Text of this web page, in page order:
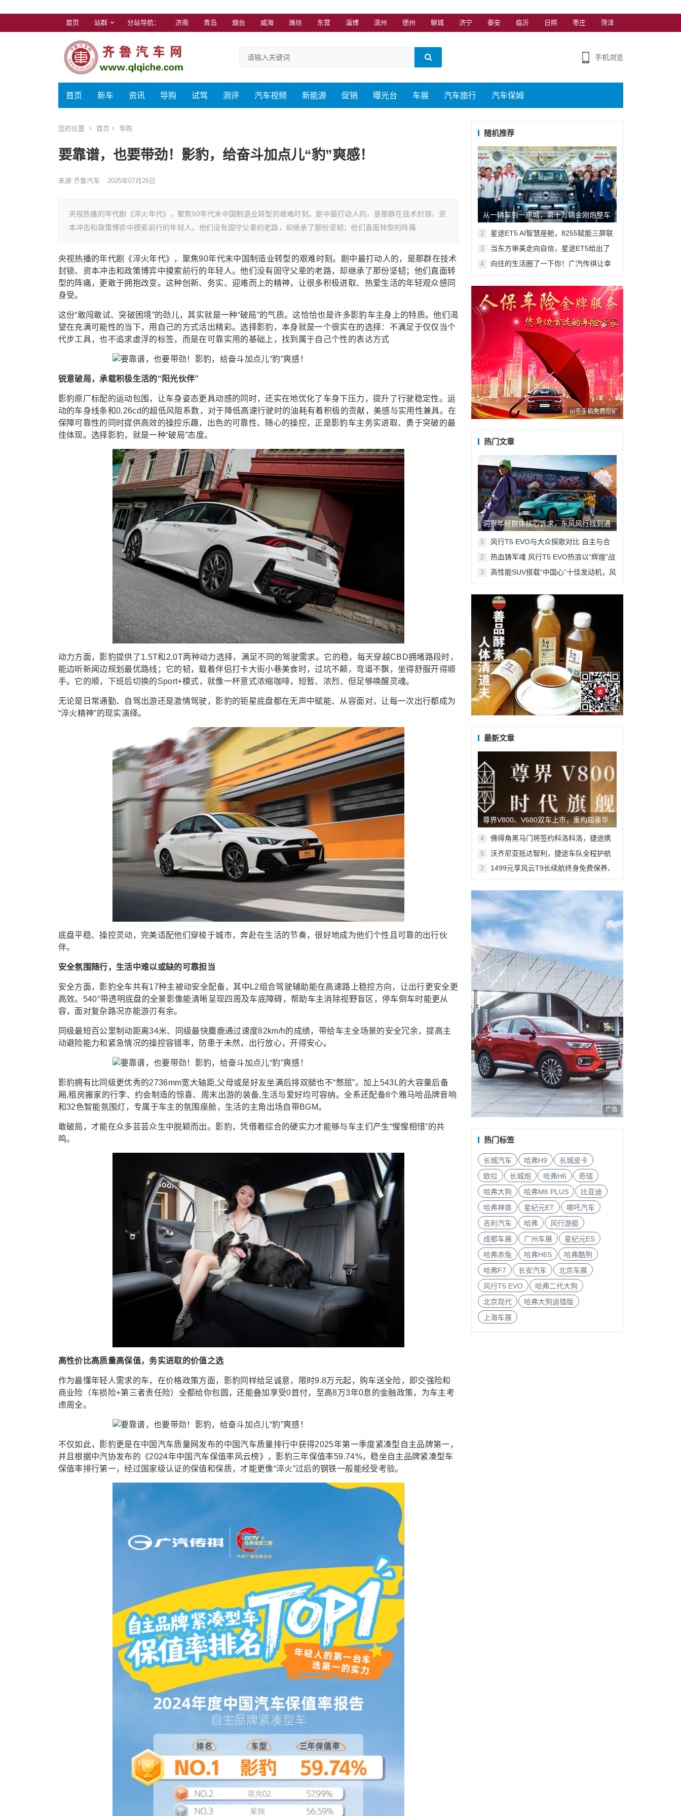
首页 站群 分站导航： 济南 青岛 烟台 威海 潍坊 东营 淄博 滨州 德州 聊城 济宁 泰安 临沂 日照 枣庄 菏泽
手机浏览
首页 新车 资讯 导购 试驾 测评 汽车视频 新能源 促销 曝光台 车展 汽车旅行 汽车保姆
您的位置 首页 导购
要靠谱，也要带劲！影豹，给奋斗加点儿“豹”爽感！
来源:齐鲁汽车 2025年07月26日
央视热播的年代剧《淬火年代》，聚焦90年代末中国制造业转型的艰难时刻。剧中最打动人的，是那群在技术封锁、资
本冲击和政策博弈中摸索前行的年轻人。他们没有固守父辈的老路，却继承了那份坚韧；他们直面转型的阵痛
央视热播的年代剧《淬火年代》，聚焦90年代末中国制造业转型的艰难时刻。剧中最打动人的，是那群在技术
封锁、资本冲击和政策博弈中摸索前行的年轻人。他们没有固守父辈的老路，却继承了那份坚韧；他们直面转
型的阵痛，更敢于拥抱改变。这种创新、务实、迎难而上的精神，让很多积极进取、热爱生活的年轻观众感同
身受。
这份“敢闯敢试、突破困境”的劲儿，其实就是一种“破局”的气质。这恰恰也是许多影豹车主身上的特质。他们渴
望在充满可能性的当下，用自己的方式活出精彩。选择影豹，本身就是一个很实在的选择：不满足于仅仅当个
代步工具，也不追求虚浮的标签，而是在可靠实用的基础上，找到属于自己个性的表达方式
锐意破局，承载积极生活的“阳光伙伴”
影豹原厂标配的运动包围，让车身姿态更具动感的同时，还实在地优化了车身下压力，提升了行驶稳定性。运
动的车身线条和0.26cd的超低风阻系数，对于降低高速行驶时的油耗有着积极的贡献，美感与实用性兼具。在
保障可靠性的同时提供高效的操控乐趣，出色的可靠性、随心的操控，正是影豹车主务实进取、勇于突破的最
佳体现。选择影豹，就是一种“破局”态度。
动力方面，影豹提供了1.5T和2.0T两种动力选择，满足不同的驾驶需求。它的稳，每天穿越CBD拥堵路段时，
能边听新闻边规划最优路线；它的韧，载着伴侣打卡大街小巷美食时，过坑不颠，弯道不飘，坐得舒服开得顺
手。它的顺，下班后切换的Sport+模式，就像一杯意式浓缩咖啡，短暂、浓烈、但足够唤醒灵魂。
无论是日常通勤、自驾出游还是激情驾驶，影豹的钜星底盘都在无声中赋能、从容面对，让每一次出行都成为
“淬火精神”的现实演绎。
底盘平稳、操控灵动，完美适配他们穿梭于城市，奔赴在生活的节奏，很好地成为他们个性且可靠的出行伙
伴。
安全氛围随行，生活中难以或缺的可靠担当
安全方面，影豹全车共有17种主被动安全配备，其中L2组合驾驶辅助能在高速路上稳控方向，让出行更安全更
高效。540°带透明底盘的全景影像能清晰呈现四周及车底障碍，帮助车主消除视野盲区，停车倒车时能更从
容，面对复杂路况亦能游刃有余。
同级最短百公里制动距离34米、同级最快麋鹿通过速度82km/h的成绩，带给车主全场景的安全冗余，提高主
动避险能力和紧急情况的操控容错率，防患于未然，出行放心，开得安心。
影豹拥有比同级更优秀的2736mm宽大轴距,父母或是好友坐满后排双腿也不“憋屈”。加上543L的大容量后备
厢,租房搬家的行李、约会制造的惊喜、周末出游的装备,生活与爱好均可容纳。全系还配备8个雅马哈品牌音响
和32色智能氛围灯，专属于车主的氛围座舱，生活的主角出场自带BGM。
敢破局，才能在众多芸芸众生中脱颖而出。影豹，凭借着综合的硬实力才能够与车主们产生“惺惺相惜”的共
鸣。
高性价比高质量高保值，务实进取的价值之选
作为最懂年轻人需求的车，在价格政策方面，影豹同样给足诚意，限时9.8万元起，购车送全险，即交强险和
商业险（车损险+第三者责任险）全都给你包圆，还能叠加享受0首付，至高8万3年0息的金融政策，为车主考
虑周全。
不仅如此，影豹更是在中国汽车质量网发布的中国汽车质量排行中获得2025年第一季度紧凑型自主品牌第一，
并且根据中汽协发布的《2024年中国汽车保值率风云榜》，影豹三年保值率59.74%，稳坐自主品牌紧凑型车
保值率排行第一，经过国家级认证的保值和保质，才能更像“淬火”过后的钢铁一般能经受考验。
随机推荐
从一辆车到一座城，第十万辆金刚炮整车
下线见证荆门区域产业升级
2
星途ET5 AI智慧座舱，8255赋能三屏联
3
当东方审美走向自信，星途ET5给出了
4
向往的生活圈了一下你！广汽传祺让幸
pi币手机免费挖矿
热门文章
洞察年轻群体核心诉求，东风风行找到通
关密码！
5
风行T5 EVO与大众探歌对比 自主与合
2
热血铸军魂 风行T5 EVO热浪以“辉煌”战
3
高性能SUV搭载“中国心”十佳发动机，风
广告
最新文章
尊界V800、V680双车上市，重构超豪华
MPV市场新格局
4
佛得角黑马门将签约科洛科洛，捷途携
5 沃齐尼亚抵达智利，捷途车队全程护航
2
1499元享风云T9长续航终身免费保养、
广告
热门标签
长城汽车 哈弗H9
长城皮卡
欧拉
长城炮 哈弗H6
奇瑞
哈弗大狗
哈弗M6 PLUS
比亚迪
哈弗神兽
星纪元ET
哪吒汽车
吉利汽车
哈弗
风行游艇
成都车展
广州车展
星纪元ES
哈弗赤兔
哈弗H6S
哈弗酷狗
哈弗F7
长安汽车
北京车展
风行T5 EVO
哈弗二代大狗
北京现代
哈弗大狗追猎版
上海车展